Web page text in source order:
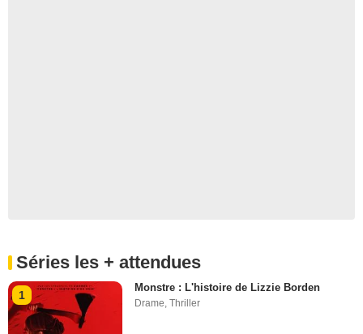
Séries les + attendues
1
Monstre : L'histoire de Lizzie Borden
Drame ,Thriller